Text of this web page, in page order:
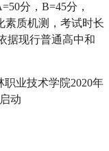
分，B=45分，
素质机测，考试时长
据现行普通高中和